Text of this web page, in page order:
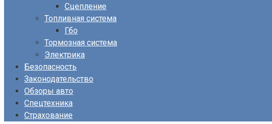
Сцепление
Топливная система
Гбо
Тормозная система
Электрика
Безопасность
Законодательство
Обзоры авто
Спецтехника
Страхование